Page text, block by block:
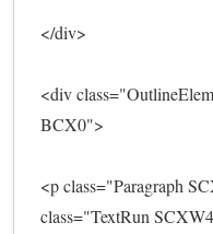
</div>
<div
BCX0">
<p class="Paragraph
class="TextRun